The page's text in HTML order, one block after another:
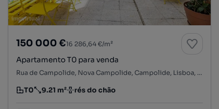
150 000 €16 286,64 €/m²
Apartamento T0 para venda
Rua de Campolide, Nova Campolide, Campolide, Lisboa, Lisboa
Tipologia
T0
Preço por metro quadrado
9.21 m²
Andar rés do chão